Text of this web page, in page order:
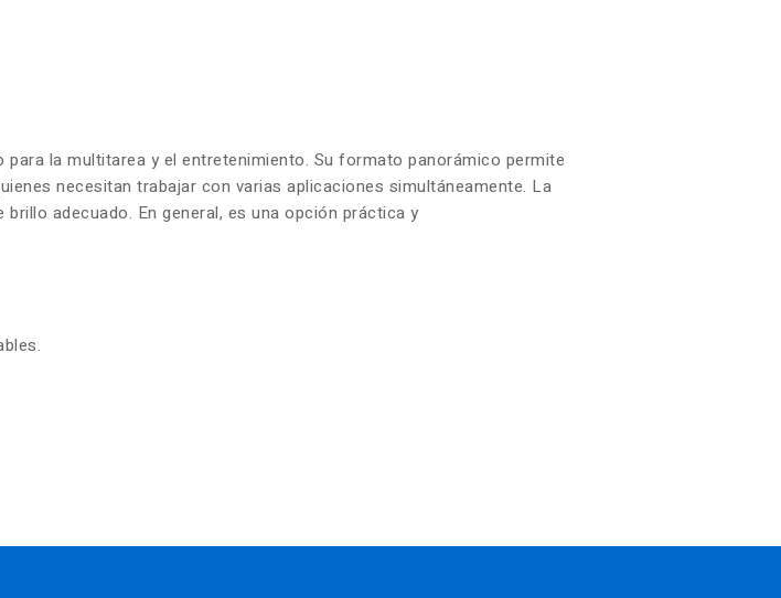
la multitarea y el entretenimiento. Su formato panorámico permite
necesitan trabajar con varias aplicaciones simultáneamente. La
adecuado. En general, es una opción práctica y